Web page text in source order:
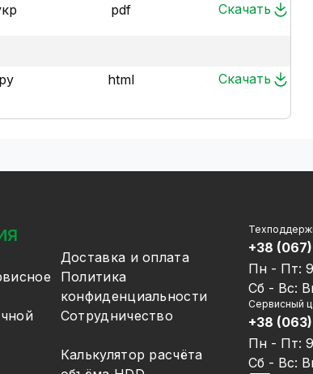
pdf Скачать
ру html Скачать
Доставка и оплата
Политика
конфиденциальности
Сотрудничество
Калькулятор расчёта
+38
Пн - Пт:
Сб - Вс:
Сервисный
+38
Пн - Пт:
Сб - Вс: